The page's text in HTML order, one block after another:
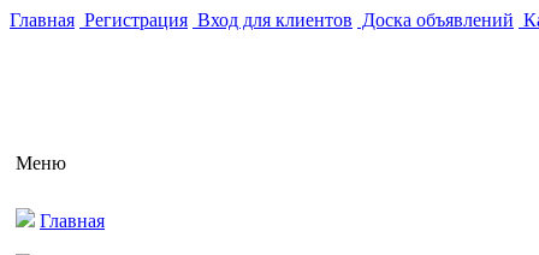
Главная Регистрация Вход для клиентов Доска объявлений
Меню
Главная